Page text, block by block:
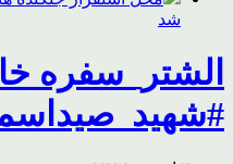
شد
الشتر_سفره